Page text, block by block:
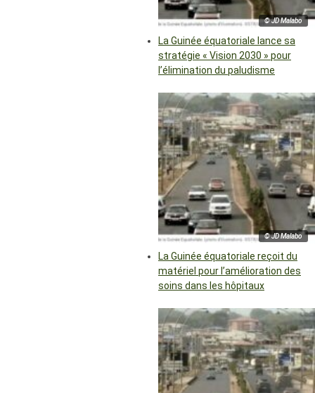
© JD Malabo
La Guinée équatoriale lance sa
stratégie « Vision 2030 » pour
l’élimination du paludisme
© JD Malabo
La Guinée équatoriale reçoit du
matériel pour l’amélioration des
soins dans les hôpitaux